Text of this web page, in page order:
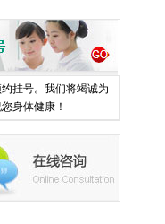
挂号。我们将竭诚为
身体健康！